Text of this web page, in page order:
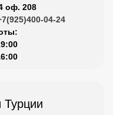
оф. 208
04-24
Турции